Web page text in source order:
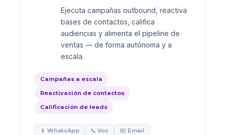
Ejecuta campañas outbound, reactiva
bases de contactos, califica
audiencias y alimenta el pipeline de
ventas — de forma autónoma y a
escala.
Campañas a escala
Reactivación de contactos
Calificación de leads
📱 WhatsApp 📞 Voz ✉️ Email